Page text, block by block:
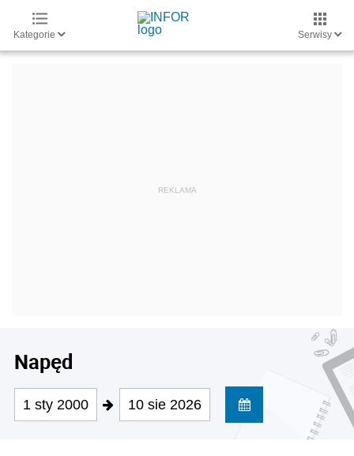
Kategorie Serwisy
Napęd
1 sty 2000 10 sie 2026